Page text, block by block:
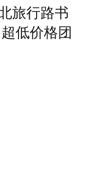
旅行路书
低价格团